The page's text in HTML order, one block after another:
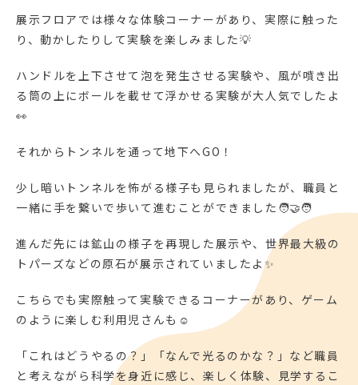
展示フロアでは様々な体験コーナーがあり、実際に触った
り、動かしたりして実験を楽しみました💡
ハンドルを上下させて泡を発生させる実験や、風が噴き出
る筒の上にボールを載せて浮かせる実験が大人気でしたよ
👀
それからトンネルを通って地下へGO！
少し暗いトンネルを怖がる様子も見られましたが、職員と
一緒に手を繋いで歩いて進むことができました🧑‍🤝‍🧑
進んだ先には鉱山の様子を再現した展示や、世界最大級の
トパーズなどの原石が展示されていましたよ✨
こちらでも実際触って実験できるコーナーがあり、ゲーム
のように楽しむ利用児さんも☺
「これはどうやるの？」「なんで光るのかな？」など職員
と考えながら科学を身近に感じ、楽しく体験、見学するこ